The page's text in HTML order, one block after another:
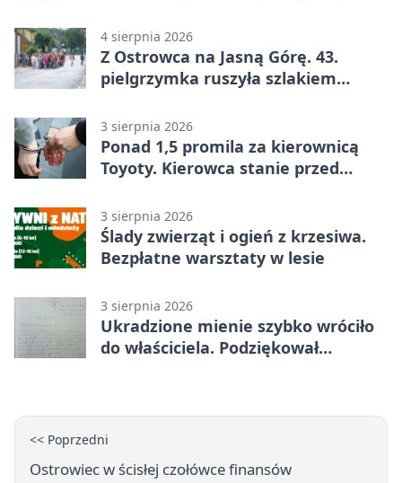
4 sierpnia 2026
Z Ostrowca na Jasną Górę. 43.
pielgrzymka ruszyła szlakiem
3 sierpnia 2026
Ponad 1,5 promila za kierownicą
Toyoty. Kierowca stanie przed
3 sierpnia 2026
Ślady zwierząt i ogień z krzesiwa.
Bezpłatne warsztaty w lesie
3 sierpnia 2026
Ukradzione mienie szybko wróciło
do właściciela. Podziękował
<< Poprzedni
Ostrowiec w ścisłej czołówce finansów